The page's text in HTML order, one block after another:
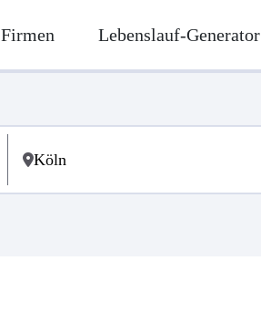
Firmen Lebenslauf-Generator